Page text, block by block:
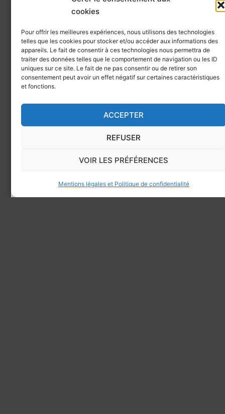
cookies
Pour offrir les meilleures expériences, nous utilisons des technologies
telles que les cookies pour stocker et/ou accéder aux informations des
appareils. Le fait de consentir à ces technologies nous permettra de
traiter des données telles que le comportement de navigation ou les ID
uniques sur ce site. Le fait de ne pas consentir ou de retirer son
consentement peut avoir un effet négatif sur certaines caractéristiques
et fonctions.
ACCEPTER
REFUSER
VOIR LES PRÉFÉRENCES
Mentions légales et Politique de confidentialité